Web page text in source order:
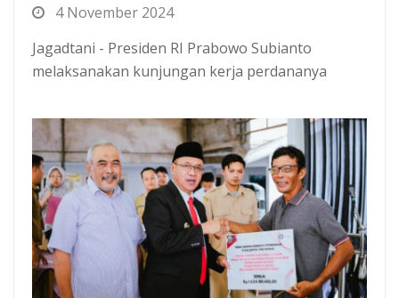
4 November 2024
Jagadtani - Presiden RI Prabowo Subianto
melaksanakan kunjungan kerja perdananya